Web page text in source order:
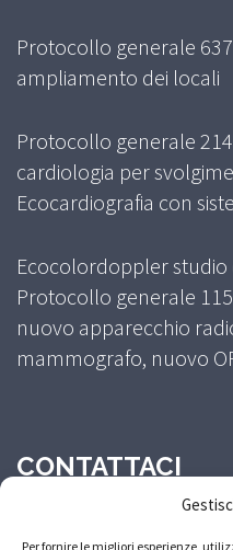
Per fornire le migliori esperienze,
Protocollo generale
ampliamento dei locali
Protocollo generale
cardiologia per
Ecocardiografia con
Ecocolordoppler
Protocollo generale
nuovo apparecchio
mammografo, nuovo
CONTATTACI
Centralino: 0574400761